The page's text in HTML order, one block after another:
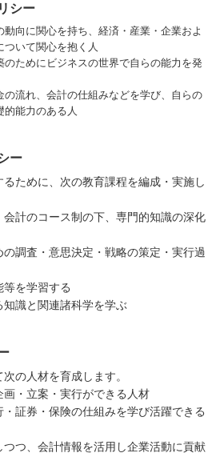
シー
動向に関心を持ち、経済・産業・企業およ
いて関心を抱く人
のためにビジネスの世界で自らの能力を発
の流れ、会計の仕組みなどを学び、自らの
的能力のある人
ー
ために、次の教育課程を編成・実施し
会計のコース制の下、専門的知識の深化
の調査・意思決定・戦略の策定・実行過
等を学習する
知識と関連諸科学を学ぶ
の人材を育成します。
画・立案・実行ができる人材
・証券・保険の仕組みを学び活躍できる
つつ、会計情報を活用し企業活動に貢献